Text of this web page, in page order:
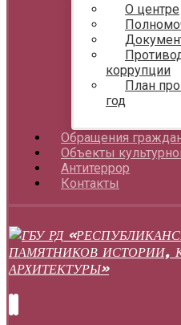
О центре
коррупции
План
год
Обращения
Объекты
Антитеррор
Контакты